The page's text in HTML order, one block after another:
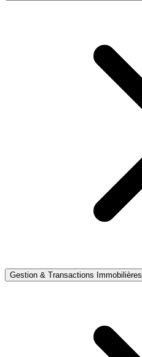
Gestion & Transactions Immobilières